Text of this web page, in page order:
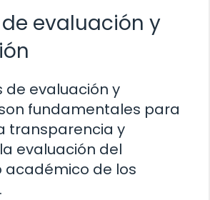
evaluación y
de evaluación y
fundamentales para
transparencia y
evaluación del
académico de los